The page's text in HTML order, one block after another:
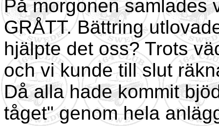
På morgonen samlades
GRÅTT. Bättring
hjälpte det oss? Trots
och vi kunde till slut
Då alla hade kommit
tåget" genom hela